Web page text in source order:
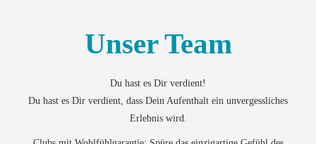
Unser Team
Du hast es Dir verdient!
Du hast es Dir verdient, dass Dein Aufenthalt ein unvergessliches
Erlebnis wird.